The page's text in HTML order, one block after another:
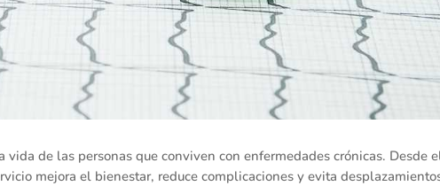
de las personas que conviven con enfermedades crónicas. Desde
mejora el bienestar, reduce complicaciones y evita